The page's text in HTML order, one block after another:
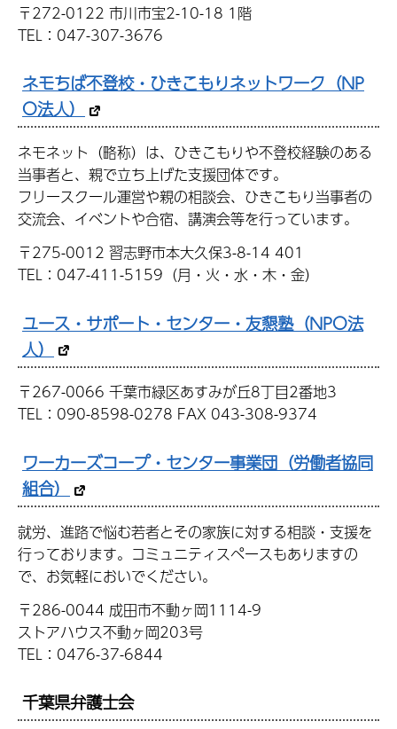
〒272-0122 市川市宝2-10-18 1階
TEL：047-307-3676
ネモちば不登校・ひきこもりネットワーク（NP
O法人）
ネモネット（略称）は、ひきこもりや不登校経験のある
当事者と、親で立ち上げた支援団体です。
フリースクール運営や親の相談会、ひきこもり当事者の
交流会、イベントや合宿、講演会等を行っています。
〒275-0012 習志野市本大久保3-8-14 401
TEL：047-411-5159（月・火・水・木・金）
ユース・サポート・センター・友懇塾（NPO法
人）
〒267-0066 千葉市緑区あすみが丘8丁目2番地3
TEL：090-8598-0278 FAX 043-308-9374
ワーカーズコープ・センター事業団（労働者協同
組合）
就労、進路で悩む若者とその家族に対する相談・支援を
行っております。コミュニティスペースもありますの
で、お気軽においでください。
〒286-0044 成田市不動ヶ岡1114-9
ストアハウス不動ヶ岡203号
TEL：0476-37-6844
千葉県弁護士会